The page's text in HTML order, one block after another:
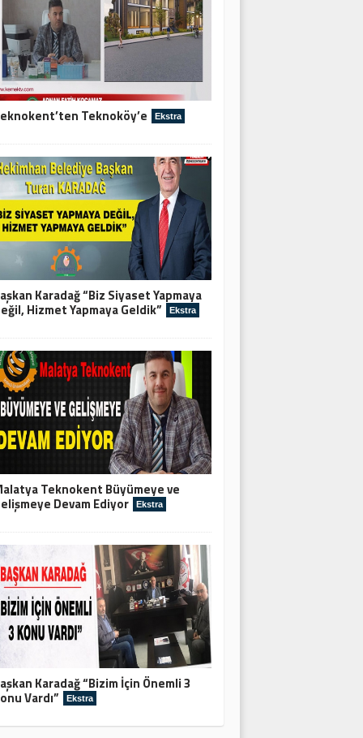
Teknoköy’e Ekstra
Karadağ “Biz Siyaset Yapmaya
Hizmet Yapmaya Geldik” Ekstra
Teknokent Büyümeye ve
Devam Ediyor Ekstra
Karadağ “Bizim İçin Önemli 3
Vardı” Ekstra